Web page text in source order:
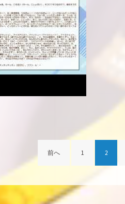
前へ 1 2